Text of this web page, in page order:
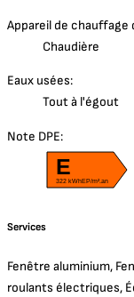
Appareil de chauffage
Chaudière
Eaux usées:
Tout à l'égout
Note DPE:
E
322 kWhEP/m².an
Services
Fenêtre aluminium,
roulants électriques,